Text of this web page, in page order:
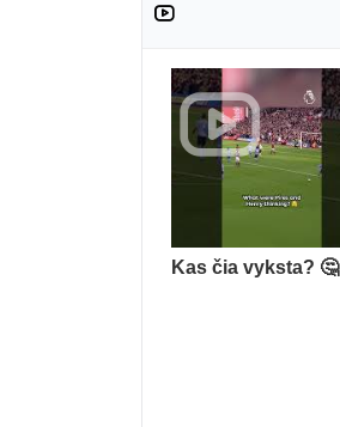
Kas čia vyksta? 🤔